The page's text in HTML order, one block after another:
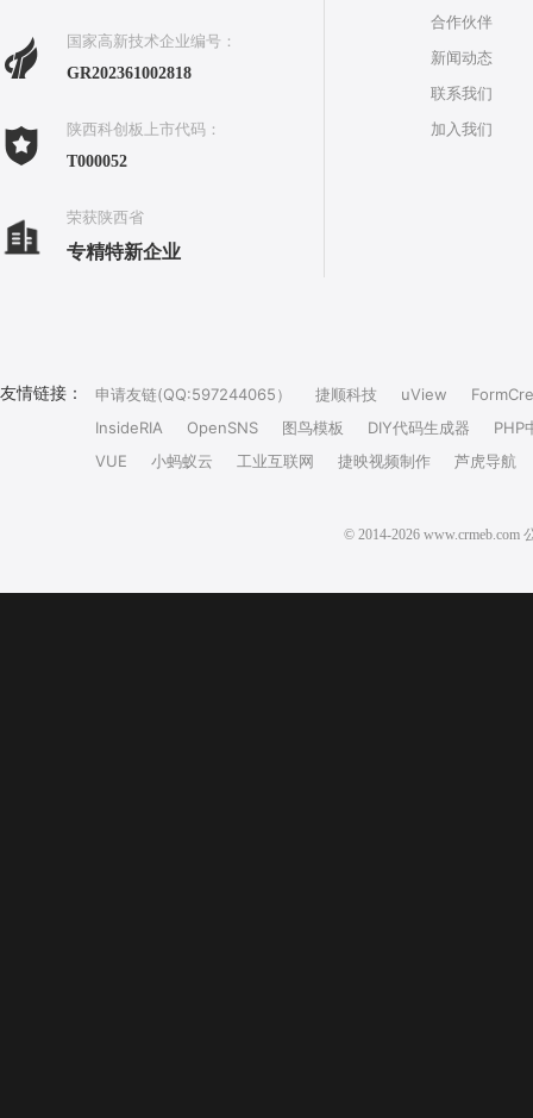
国家高新技术企业编号：
GR202361002818
陕西科创板上市代码：
T000052
荣获陕西省
专精特新企业
合作伙伴
新闻动态
联系我们
加入我们
友情链接： 申请友链(QQ:597244065） 捷顺科技 uView
InsideRIA
OpenSNS 图鸟模板 DIY代码生成器
PHP
VUE
小蚂蚁云 工业互联网 捷映视频制作 芦虎导航
© 2014-2026